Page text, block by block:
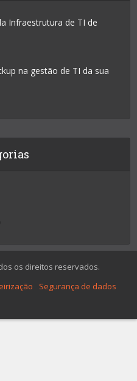
Infraestrutura de TI de
na gestão de TI da sua
os direitos reservados.
Segurança de dados